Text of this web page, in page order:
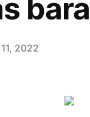
2022